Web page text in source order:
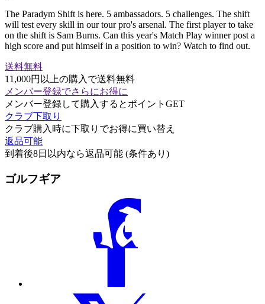
The Paradym Shift is here. 5 ambassadors. 5 challenges. The shift
will test every skill in our tour pro's arsenal. The first player to take
on the shift is Sam Burns. Can this year's Match Play winner post a
high score and put himself in a position to win? Watch to find out.
送料無料
11,000円以上の購入で送料無料
メンバー登録でさらにお得に
メンバー登録して購入するとポイントGET
クラブ下取り
クラブ購入時に下取りでお得に買い替え
返品可能
到着後8日以内なら返品可能 (条件あり)
ゴルフギア